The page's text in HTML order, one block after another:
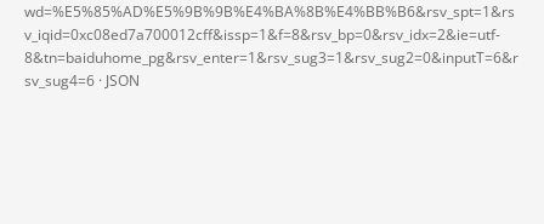
wd=%E5%85%AD%E5%9B%9B%E4%BA%8B%E4%BB%B6&rsv_spt=1&rs
v_iqid=0xc08ed7a700012cff&issp=1&f=8&rsv_bp=0&rsv_idx=2&ie=utf-
8&tn=baiduhome_pg&rsv_enter=1&rsv_sug3=1&rsv_sug2=0&inputT=6&r
sv_sug4=6 · JSON